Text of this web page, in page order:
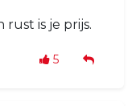
rust is je prijs.
5